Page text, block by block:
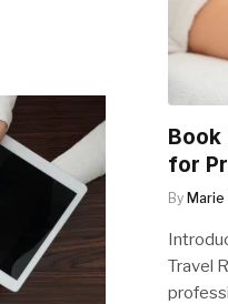
Book
for
By Marie
Travel